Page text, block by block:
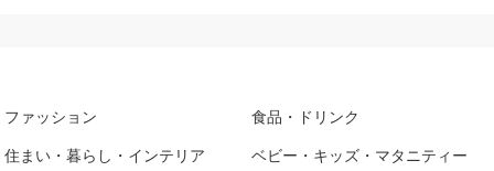
ファッション 食品・ドリンク
住まい・暮らし・インテリア ベビー・キッズ・マタニティー